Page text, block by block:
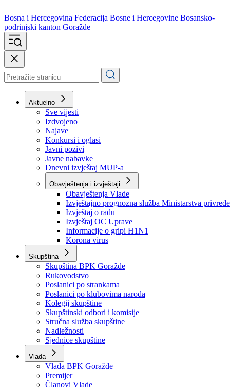
Bosna i Hercegovina
podrinjski kanton Goražde
Aktuelno
Sve vijesti
Izdvojeno
Najave
Konkursi i oglasi
Javni pozivi
Javne nabavke
Dnevni izvještaj MUP-a
Obavještenja i izvještaji
Obavještenja Vlade
Izvještajno prognozna služba Ministarstva privrede
Izvještaj o radu
Izvještaj OC Uprave
Informacije o gripi H1N1
Korona virus
Skupština
Skupština BPK Goražde
Rukovodstvo
Poslanici po strankama
Poslanici po klubovima naroda
Kolegij skupštine
Skupštinski odbori i komisije
Stručna služba skupštine
Nadležnosti
Sjednice skupštine
Vlada